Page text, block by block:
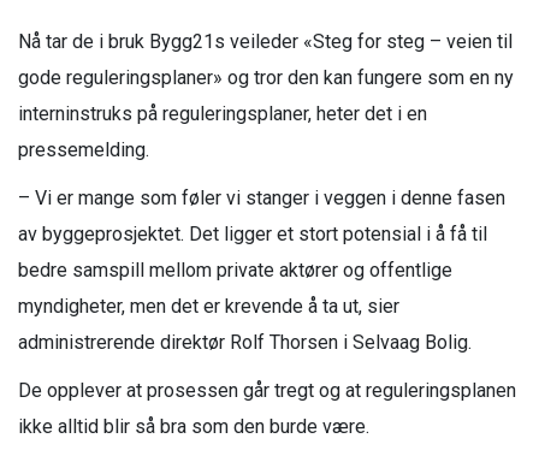
Nå tar de i bruk Bygg21s veileder «Steg for steg – veien til
gode reguleringsplaner» og tror den kan fungere som en ny
interninstruks på reguleringsplaner, heter det i en
pressemelding.
– Vi er mange som føler vi stanger i veggen i denne fasen
av byggeprosjektet. Det ligger et stort potensial i å få til
bedre samspill mellom private aktører og offentlige
myndigheter, men det er krevende å ta ut, sier
administrerende direktør Rolf Thorsen i Selvaag Bolig.
De opplever at prosessen går tregt og at reguleringsplanen
ikke alltid blir så bra som den burde være.